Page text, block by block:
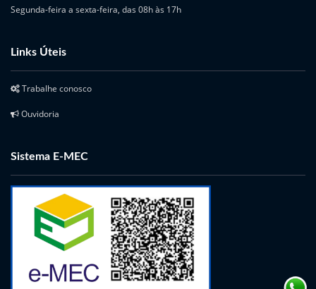
Segunda-feira a sexta-feira, das 08h às 17h
Links Úteis
Trabalhe conosco
Ouvidoria
Sistema E-MEC